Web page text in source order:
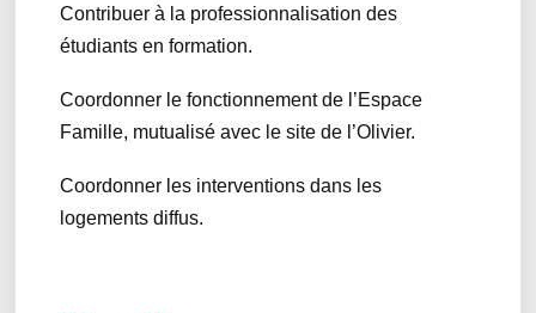
Contribuer à la professionnalisation des
étudiants en formation.
Coordonner le fonctionnement de l’Espace
Famille, mutualisé avec le site de l’Olivier.
Coordonner les interventions dans les
logements diffus.